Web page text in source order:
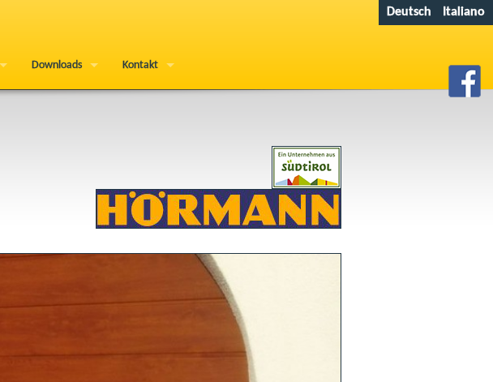
Downloads Kontakt
Deutsch Italiano